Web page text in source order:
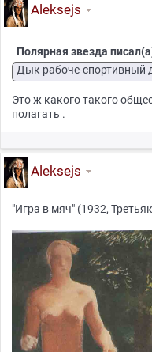
Aleksejs
Полярная звезда
Дык рабоче-спортивный
Это ж какого такого
полагать .
Aleksejs
"Игра в мяч" (1932,